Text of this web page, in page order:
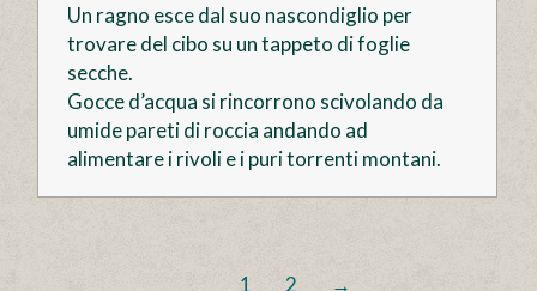
Un ragno esce dal suo nascondiglio per
trovare del cibo su un tappeto di foglie
secche.
Gocce d’acqua si rincorrono scivolando da
umide pareti di roccia andando ad
alimentare i rivoli e i puri torrenti montani.
1 2 →